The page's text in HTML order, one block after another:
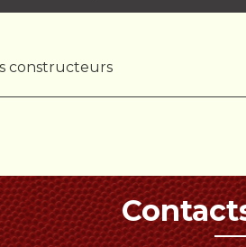
constructeurs